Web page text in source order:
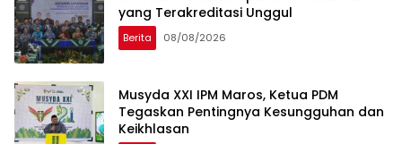
yang Terakreditasi Unggul
Berita 08/08/2026
Musyda XXI IPM Maros, Ketua PDM
Tegaskan Pentingnya Kesungguhan dan
Keikhlasan